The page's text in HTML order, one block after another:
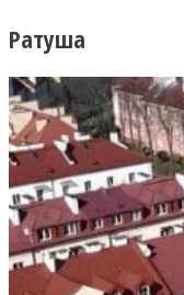
Ратуша